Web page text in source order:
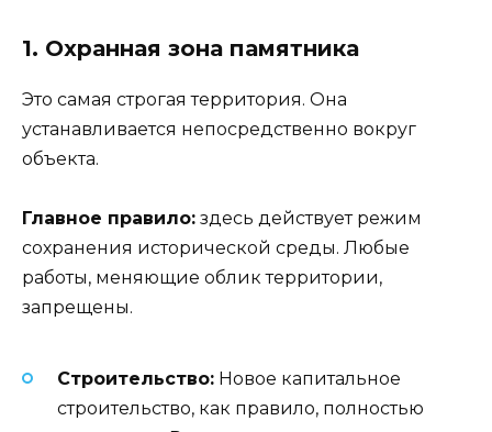
1. Охранная зона памятника
Это самая строгая территория. Она
устанавливается непосредственно вокруг
объекта.
Главное правило: здесь действует режим
сохранения исторической среды. Любые
работы, меняющие облик территории,
запрещены.
Строительство: Новое капитальное
строительство, как правило, полностью